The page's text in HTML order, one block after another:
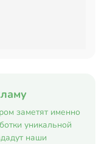
заметят именно
уникальной
наши